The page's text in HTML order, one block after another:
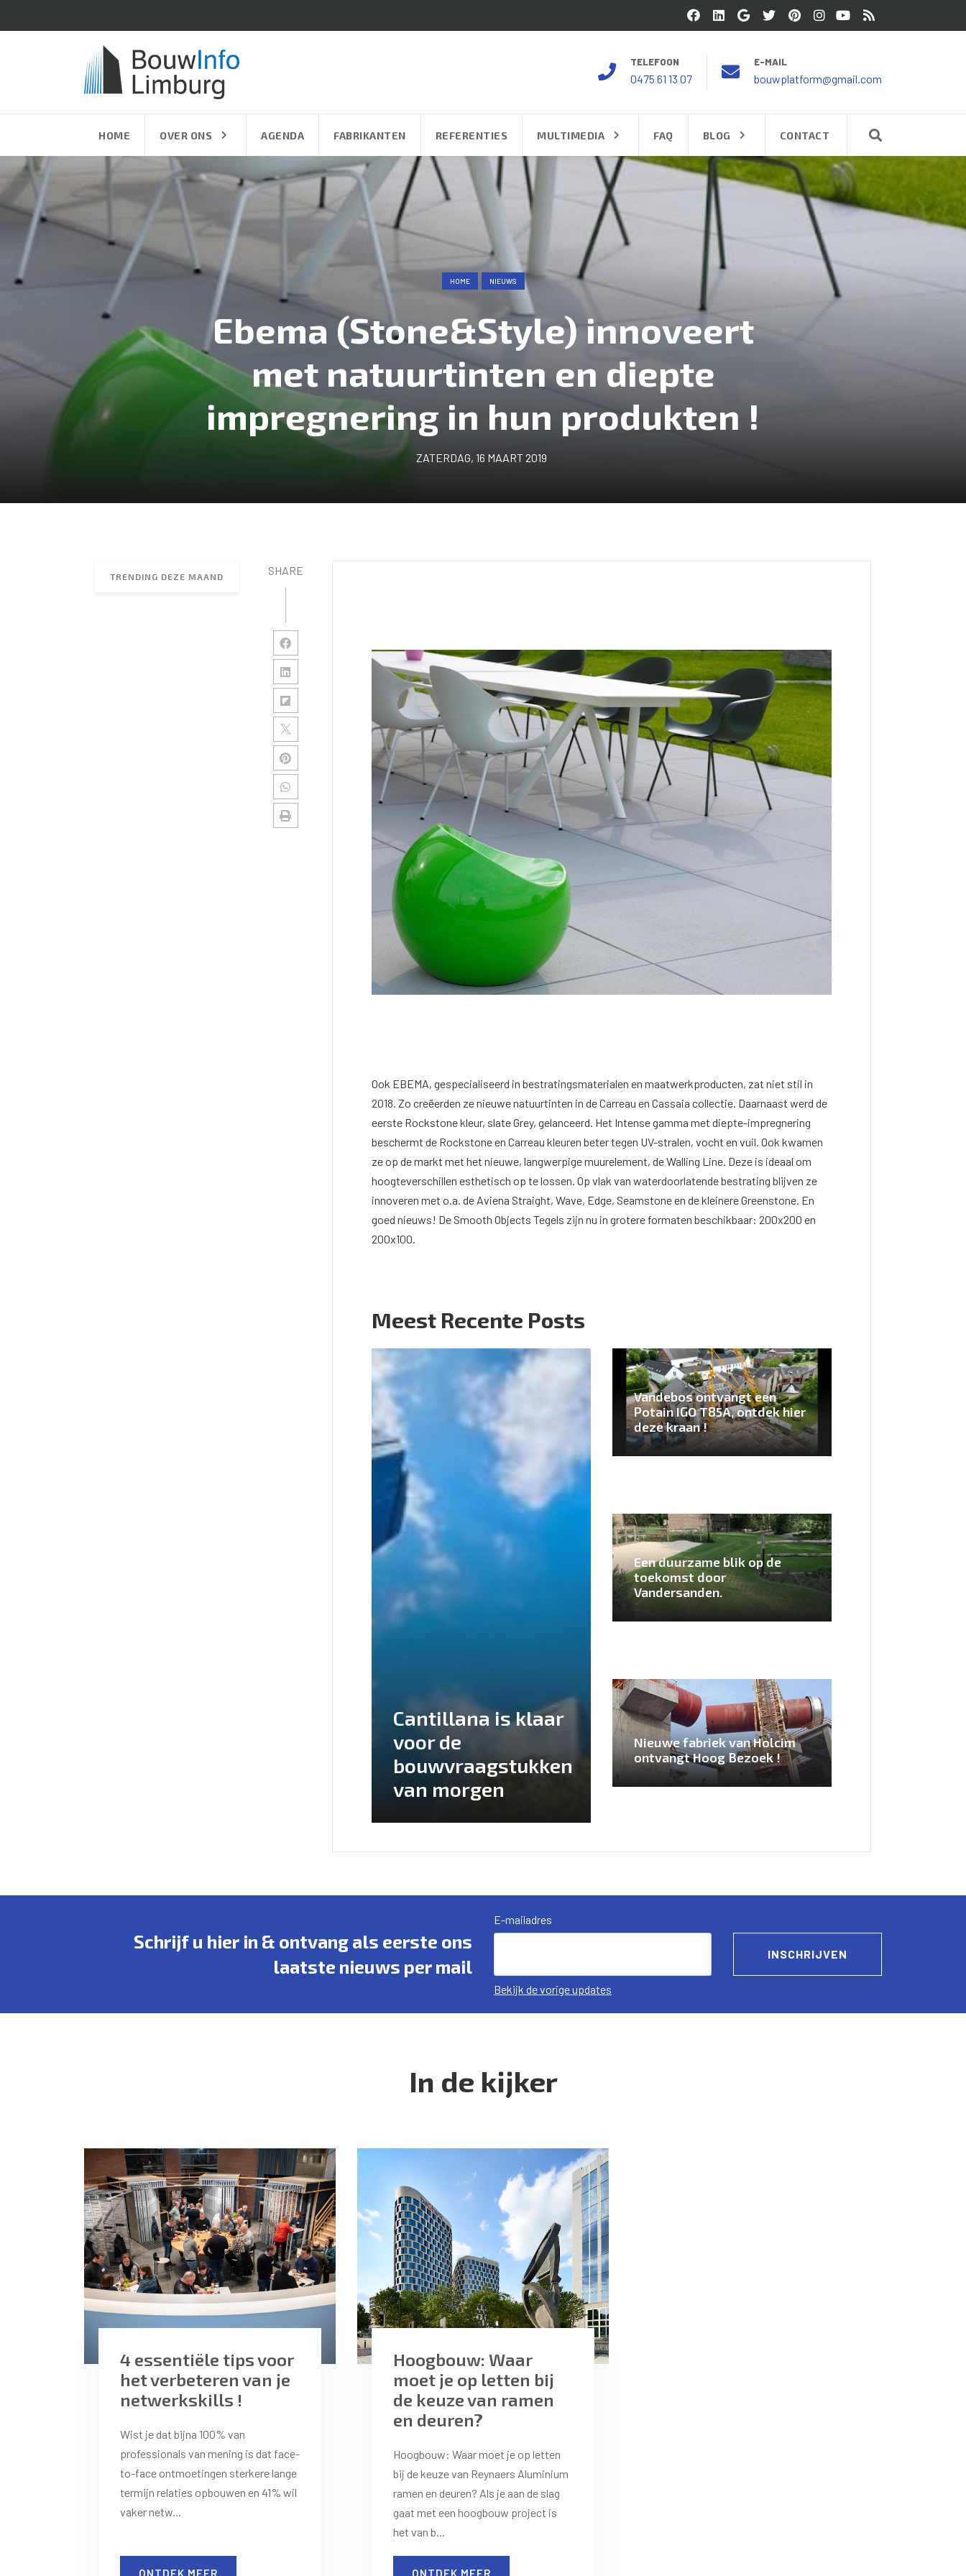
TELEFOON
0475 61 13 07
E-MAIL
bouwplatform@gmail.com
HOME OVER ONS AGENDA FABRIKANTEN REFERENTIES MULTIMEDIA FAQ BLOG CONTACT
HOME NIEUWS
Ebema (Stone&Style) innoveert
met natuurtinten en diepte
impregnering in hun produkten !
ZATERDAG, 16 MAART 2019
SHARE
Ook EBEMA, gespecialiseerd in bestratingsmaterialen en maatwerkproducten, zat niet stil in
2018. Zo creëerden ze nieuwe natuurtinten in de Carreau en Cassaia collectie. Daarnaast werd de
eerste Rockstone kleur, slate Grey, gelanceerd. Het Intense gamma met diepte-impregnering
beschermt de Rockstone en Carreau kleuren beter tegen UV-stralen, vocht en vuil. Ook kwamen
ze op de markt met het nieuwe, langwerpige muurelement, de Walling Line. Deze is ideaal om
hoogteverschillen esthetisch op te lossen. Op vlak van waterdoorlatende bestrating blijven ze
innoveren met o.a. de Aviena Straight, Wave, Edge, Seamstone en de kleinere Greenstone. En
goed nieuws! De Smooth Objects Tegels zijn nu in grotere formaten beschikbaar: 200x200 en
200x100.
Meest Recente Posts
Cantillana is klaar
voor de
bouwvraagstukken
van morgen
Vandebos ontvangt een
Potain IGO T85A, ontdek hier
deze kraan !
Een duurzame blik op de
toekomst door
Vandersanden.
Nieuwe fabriek van Holcim
ontvangt Hoog Bezoek !
TRENDING DEZE MAAND
Schrijf u hier in & ontvang als eerste ons
laatste nieuws per mail
E-mailadres
Bekijk de vorige updates
In de kijker
4 essentiële tips voor
het verbeteren van je
netwerkskills !
Wist je dat bijna 100% van
professionals van mening is dat face-
to-face ontmoetingen sterkere lange
termijn relaties opbouwen en 41% wil
vaker netw...
ONTDEK MEER
Hoogbouw: Waar
moet je op letten bij
de keuze van ramen
en deuren?
Hoogbouw: Waar moet je op letten
bij de keuze van Reynaers Aluminium
ramen en deuren? Als je aan de slag
gaat met een hoogbouw project is
het van b...
ONTDEK MEER